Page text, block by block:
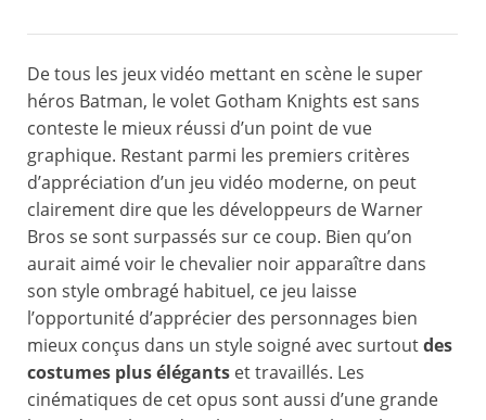
De tous les jeux vidéo mettant en scène le super
héros Batman, le volet Gotham Knights est sans
conteste le mieux réussi d’un point de vue
graphique. Restant parmi les premiers critères
d’appréciation d’un jeu vidéo moderne, on peut
clairement dire que les développeurs de Warner
Bros se sont surpassés sur ce coup. Bien qu’on
aurait aimé voir le chevalier noir apparaître dans
son style ombragé habituel, ce jeu laisse
l’opportunité d’apprécier des personnages bien
mieux conçus dans un style soigné avec surtoutdes
costumes plus élégants et travaillés. Les
cinématiques de cet opus sont aussi d’une grande